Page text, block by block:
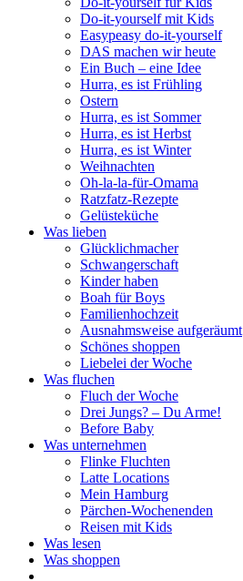
Do-it-yourself mit Kids
Easypeasy do-it-yourself
DAS machen wir heute
Ein Buch – eine Idee
Hurra, es ist Frühling
Ostern
Hurra, es ist Sommer
Hurra, es ist Herbst
Hurra, es ist Winter
Weihnachten
Oh-la-la-für-Omama
Ratzfatz-Rezepte
Gelüsteküche
Was lieben
Glücklichmacher
Schwangerschaft
Kinder haben
Boah für Boys
Familienhochzeit
Ausnahmsweise aufgeräumt
Schönes shoppen
Liebelei der Woche
Was fluchen
Fluch der Woche
Drei Jungs? – Du Arme!
Before Baby
Was unternehmen
Flinke Fluchten
Latte Locations
Mein Hamburg
Pärchen-Wochenenden
Reisen mit Kids
Was lesen
Was shoppen